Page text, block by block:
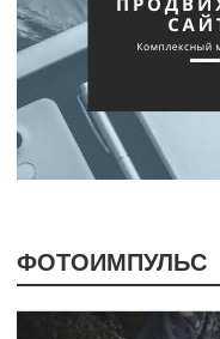
ФОТОИМПУЛЬС